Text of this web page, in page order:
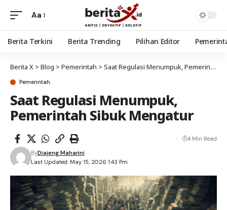
Aa
Berita Terkini Berita Trending Pilihan Editor
Berita X > Blog > Pemerintah > Saat Regulasi Menumpuk, Pemerintah Sibuk Mengatur
Pemerintah
Saat Regulasi Menumpuk,
Pemerintah Sibuk Mengatur
Last Updated: May 15, 2026 1:43 Pm
ByDiajeng Maharini
4 Min Read